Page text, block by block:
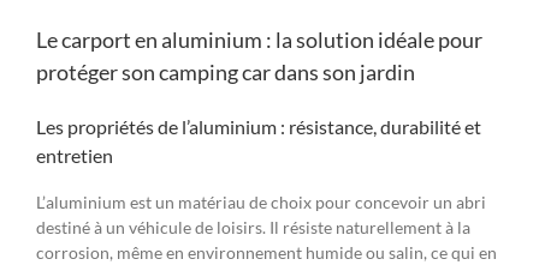
Le carport en aluminium : la solution idéale pour
protéger son camping car dans son jardin
Les propriétés de l’aluminium : résistance, durabilité et
entretien
L’aluminium est un matériau de choix pour concevoir un abri
destiné à un véhicule de loisirs. Il résiste naturellement à la
corrosion, même en environnement humide ou salin, ce qui en